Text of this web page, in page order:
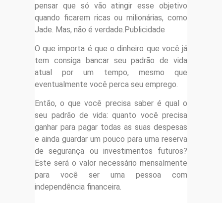
pensar que só vão atingir esse objetivo
quando ficarem ricas ou milionárias, como
Jade. Mas, não é verdade.Publicidade
O que importa é que o dinheiro que você já
tem consiga bancar seu padrão de vida
atual por um tempo, mesmo que
eventualmente você perca seu emprego.
Então, o que você precisa saber é qual o
seu padrão de vida: quanto você precisa
ganhar para pagar todas as suas despesas
e ainda guardar um pouco para uma reserva
de segurança ou investimentos futuros?
Este será o valor necessário mensalmente
para você ser uma pessoa com
independência financeira.